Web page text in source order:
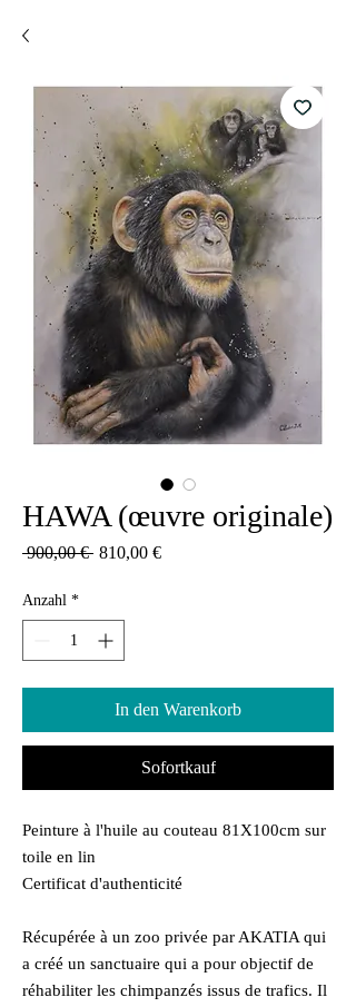
HAWA (œuvre originale)
900,00 € Standardpreis
810,00 €Sale-
Anzahl *
In den Warenkorb
Sofortkauf
Peinture à l'huile au couteau 81X100cm sur
toile en lin
Certificat d'authenticité
Récupérée à un zoo privée par AKATIA qui
a créé un sanctuaire qui a pour objectif de
réhabiliter les chimpanzés issus de trafics. Il